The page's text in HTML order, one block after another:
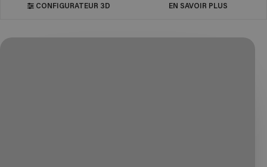
CONFIGURATEUR 3D EN SAVOIR PLUS